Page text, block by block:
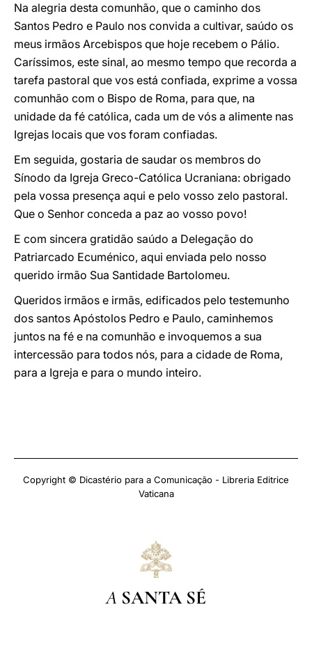
Na alegria desta comunhão, que o caminho dos
Santos Pedro e Paulo nos convida a cultivar, saúdo os
meus irmãos Arcebispos que hoje recebem o Pálio.
Caríssimos, este sinal, ao mesmo tempo que recorda a
tarefa pastoral que vos está confiada, exprime a vossa
comunhão com o Bispo de Roma, para que, na
unidade da fé católica, cada um de vós a alimente nas
Igrejas locais que vos foram confiadas.
Em seguida, gostaria de saudar os membros do
Sínodo da Igreja Greco-Católica Ucraniana: obrigado
pela vossa presença aqui e pelo vosso zelo pastoral.
Que o Senhor conceda a paz ao vosso povo!
E com sincera gratidão saúdo a Delegação do
Patriarcado Ecuménico, aqui enviada pelo nosso
querido irmão Sua Santidade Bartolomeu.
Queridos irmãos e irmãs, edificados pelo testemunho
dos santos Apóstolos Pedro e Paulo, caminhemos
juntos na fé e na comunhão e invoquemos a sua
intercessão para todos nós, para a cidade de Roma,
para a Igreja e para o mundo inteiro.
Copyright © Dicastério para a Comunicação - Libreria Editrice
Vaticana
A SANTA SÉ